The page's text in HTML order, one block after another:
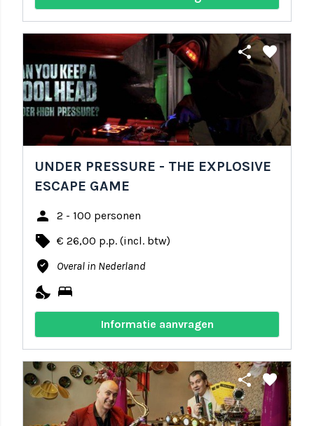
share favorite
UNDER PRESSURE - THE EXPLOSIVE
ESCAPE GAME
person 2 - 100 personen
local_offer € 26,00 p.p. (incl. btw)
where_to_vote Overal in Nederland
nights_stay bed
Informatie aanvragen
share favorite